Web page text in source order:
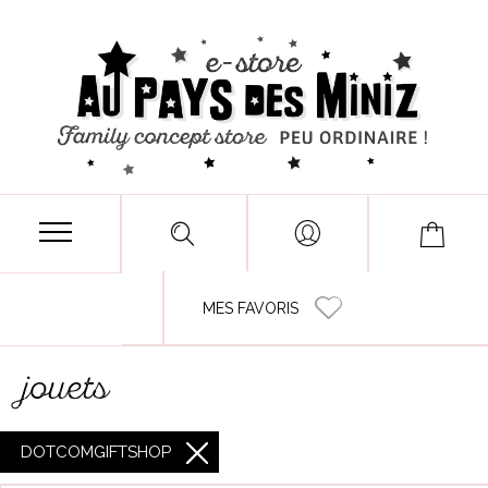
MES FAVORIS
jouets
DOTCOMGIFTSHOP